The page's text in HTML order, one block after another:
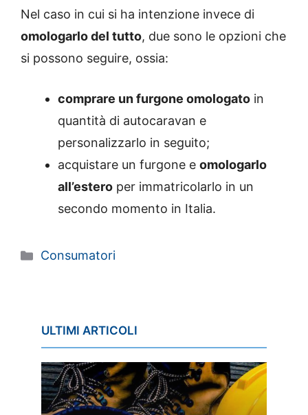
Nel caso in cui si ha intenzione invece di
omologarlo del tutto, due sono le opzioni che
si possono seguire, ossia:
comprare un furgone omologato in
quantità di autocaravan e
personalizzarlo in seguito;
acquistare un furgone e omologarlo
all’estero per immatricolarlo in un
secondo momento in Italia.
Categorie
Consumatori
ULTIMI ARTICOLI